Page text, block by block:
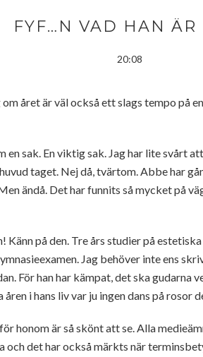
FYF…N VAD HAN ÄR
20:08
året är väl också ett slags tempo på
en sak. En viktig sak. Jag har lite svårt
taget. Nej då, tvärtom. Abbe har
ändå. Det har funnits så mycket på
Känn på den. Tre års studier på
Jag behöver inte ens
För han har kämpat, det ska gudarna
i hans liv var ju ingen dans på rosor
honom är så skönt att se. Alla
det har också märkts när